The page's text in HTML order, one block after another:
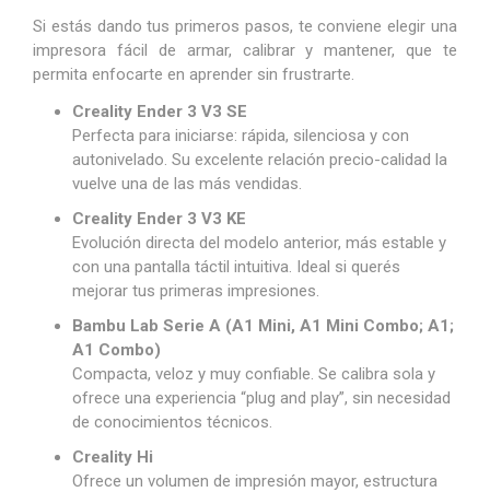
Si estás dando tus primeros pasos, te conviene elegir una
impresora fácil de armar, calibrar y mantener, que te
permita enfocarte en aprender sin frustrarte.
Creality Ender 3 V3 SE
Perfecta para iniciarse: rápida, silenciosa y con
autonivelado. Su excelente relación precio-calidad la
vuelve una de las más vendidas.
Creality Ender 3 V3 KE
Evolución directa del modelo anterior, más estable y
con una pantalla táctil intuitiva. Ideal si querés
mejorar tus primeras impresiones.
Bambu Lab Serie A (A1 Mini, A1 Mini Combo; A1;
A1 Combo)
Compacta, veloz y muy confiable. Se calibra sola y
ofrece una experiencia “plug and play”, sin necesidad
de conocimientos técnicos.
Creality Hi
Ofrece un volumen de impresión mayor, estructura